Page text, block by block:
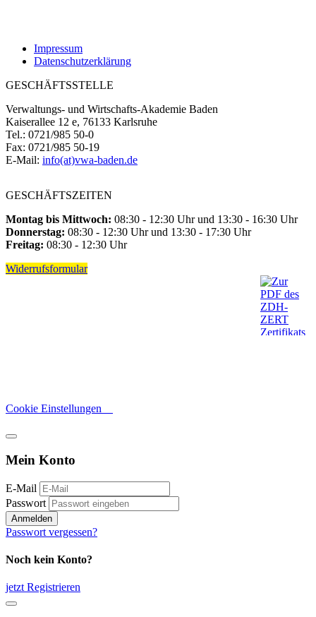
Impressum
Datenschutzerklärung
GESCHÄFTSSTELLE
Verwaltungs- und Wirtschafts-Akademie Baden
Kaiserallee 12 e, 76133 Karlsruhe
Tel.: 0721/985 50-0
Fax: 0721/985 50-19
E-Mail: info(at)vwa-baden.de
GESCHÄFTSZEITEN
Montag bis Mittwoch: 08:30 - 12:30 Uhr und 13:30 - 16:30 Uhr
Donnerstag: 08:30 - 12:30 Uhr und 13:30 - 17:30 Uhr
Freitag: 08:30 - 12:30 Uhr
Widerrufsformular
Cookie Einstellungen
Mein Konto
E-Mail
Passwort
Anmelden
Passwort vergessen?
Noch kein Konto?
jetzt Registrieren